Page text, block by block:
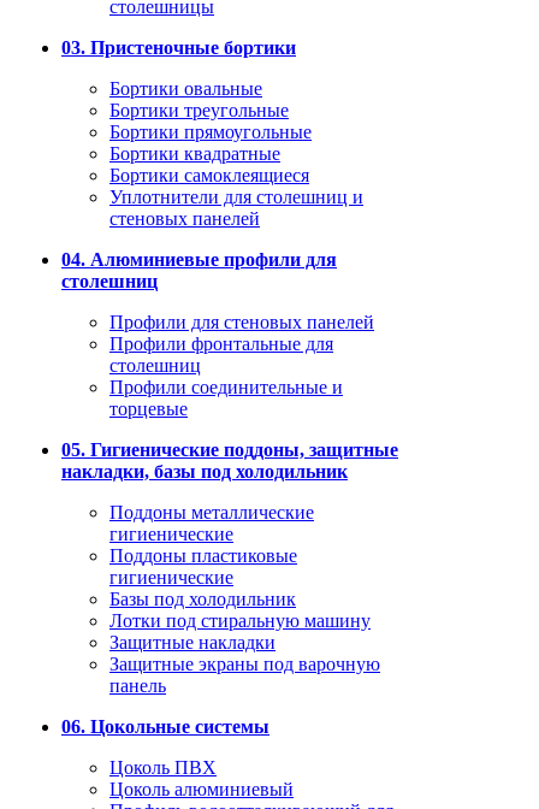
столешницы
03. Пристеночные бортики
Бортики овальные
Бортики треугольные
Бортики прямоугольные
Бортики квадратные
Бортики самоклеящиеся
Уплотнители для столешниц и
стеновых панелей
04. Алюминиевые профили для
столешниц
Профили для стеновых панелей
Профили фронтальные для
столешниц
Профили соединительные и
торцевые
05. Гигиенические поддоны, защитные
накладки, базы под холодильник
Поддоны металлические
гигиенические
Поддоны пластиковые
гигиенические
Базы под холодильник
Лотки под стиральную машину
Защитные накладки
Защитные экраны под варочную
панель
06. Цокольные системы
Цоколь ПВХ
Цоколь алюминиевый